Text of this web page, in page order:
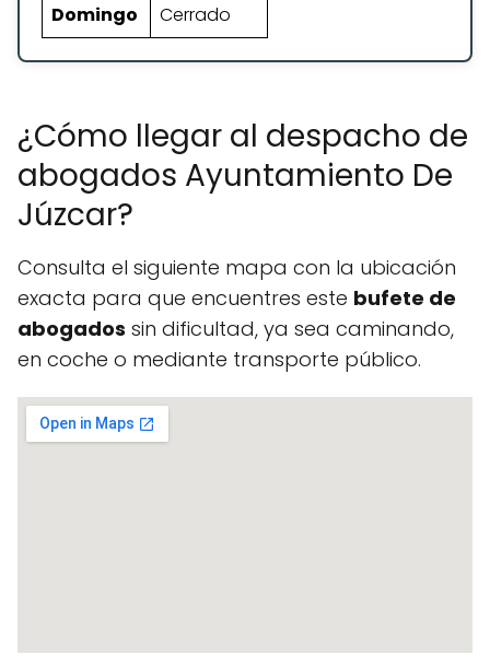
Domingo
Cerrado
¿Cómo llegar al despacho de
abogados Ayuntamiento De
Júzcar?
Consulta el siguiente mapa con la ubicación
exacta para que encuentres este bufete de
abogados sin dificultad, ya sea caminando,
en coche o mediante transporte público.